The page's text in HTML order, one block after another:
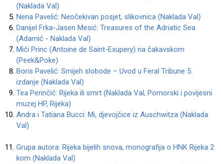
(Naklada Val)
Nena Pavelić: Neočekivan posjet, slikovnica (Naklada Val)
Danijel Frka-Jasen Mesić: Treasures of the Adriatic Sea
(Adamić - Naklada Val)
Mići Princ (Antoine de Saint-Exupery) na čakavskom
(Peek&Poke)
Boris Pavelić: Smijeh slobode – Uvod u Feral Tribune 5.
izdanje (Naklada Val)
Tea Perinčić: Rijeka ili smrt (Naklada Val, Pomorski i povijesni
muzej HP, Rijeka)
Andra i Tatiana Bucci: Mi, djevojčice iz Auschwitza (Naklada
Val)
Grupa autora: Rijeka bijelih snova, monografija o HNK Rijeka 2
kom (Naklada Val)